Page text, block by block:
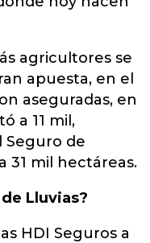
agricultores se
apuesta, en el
aseguradas, en
a 11 mil,
Seguro de
31 mil hectáreas.
Lluvias?
HDI Seguros a